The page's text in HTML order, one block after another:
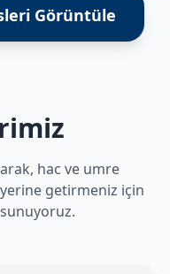
Görüntüle
hac ve umre
getirmeniz için